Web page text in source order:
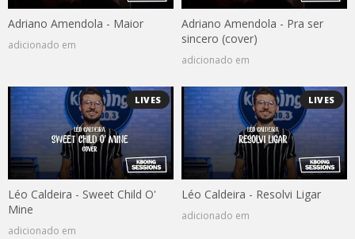
Adriano Amendola - Maior
adicionado em
Adriano Amendola - Pra ser
sincero (cover)
adicionado em
LIVES
Léo Caldeira - Sweet Child O'
Mine
adicionado em
LIVES
Léo Caldeira - Resolvi Ligar
adicionado em